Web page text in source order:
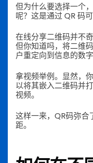
但为什么要选择一个
呢？这是通过 QR 码可
在线分享二维码并不
但你知道吗，将二维
户重定向到信息的数字
拿视频举例。显然，
以将其嵌入二维码并
视频。
这样一来，QR码弥合
距。